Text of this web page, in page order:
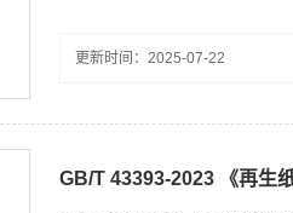
更新时间：2025-07-22
GB/T 43393-2023 《再生